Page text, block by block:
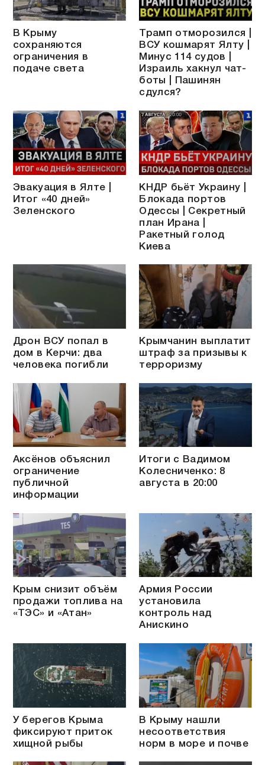
В Крыму
сохраняются
ограничения в
подаче света
Трамп отморозился |
ВСУ кошмарят Ялту |
Минус 114 судов |
Израиль хакнул чат-
боты | Пашинян
сдулся?
Эвакуация в Ялте |
Итог «40 дней»
Зеленского
КНДР бьёт Украину |
Блокада портов
Одессы | Секретный
план Ирана |
Ракетный голод
Киева
Дрон ВСУ попал в
дом в Керчи: два
человека погибли
Крымчанин выплатит
штраф за призывы к
терроризму
Аксёнов объяснил
ограничение
публичной
информации
Итоги с Вадимом
Колесниченко: 8
августа в 20:00
Крым снизит объём
продажи топлива на
«ТЭС» и «Атан»
Армия России
установила
контроль над
Анискино
У берегов Крыма
фиксируют приток
хищной рыбы
В Крыму нашли
несоответствия
норм в море и почве